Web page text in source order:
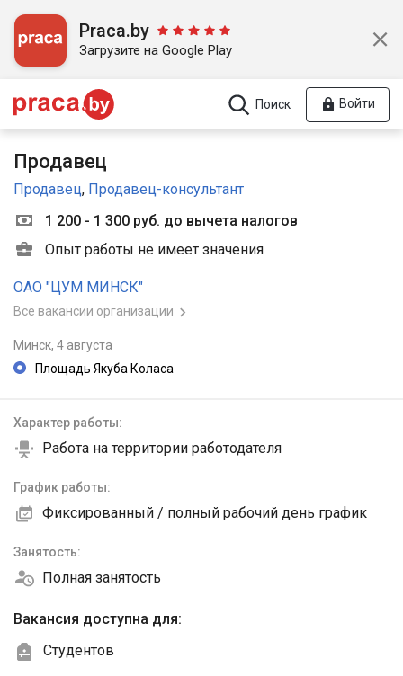
Praca.by
Загрузите на Google Play
Поиск Войти
Продавец
Продавец, Продавец-консультант
1 200 - 1 300 руб. до вычета налогов
Опыт работы не имеет значения
ОАО "ЦУМ МИНСК"
Все вакансии организации
Минск, 4 августа
Площадь Якуба Коласа
Характер работы:
Работа на территории работодателя
График работы:
Фиксированный / полный рабочий день график
Занятость:
Полная занятость
Вакансия доступна для:
Студентов